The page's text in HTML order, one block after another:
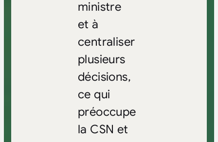
ministre
et à
centraliser
plusieurs
décisions,
ce qui
préoccupe
la CSN et